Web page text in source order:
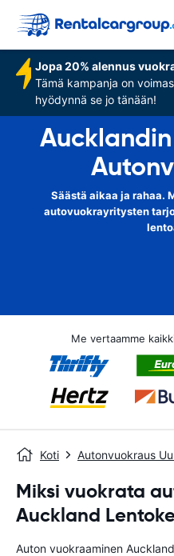
Jopa 20% alennus
Tämä kampanja on
hyödynnä se jo tänään!
Säästä aikaa ja rahaa.
autovuokrayritysten
Me vertaamme
Koti Autonvuokraus
Miksi vuokrata
Auckland
Auton vuokraaminen